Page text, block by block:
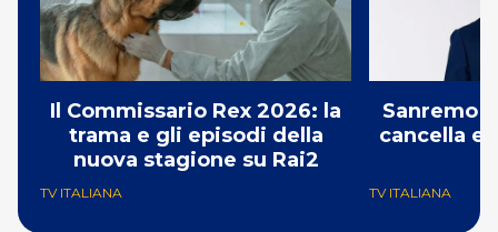
Il Commissario Rex 2026: la
trama e gli episodi della
nuova stagione su Rai2
TV ITALIANA
Sanremo
cancella e
TV ITALIANA